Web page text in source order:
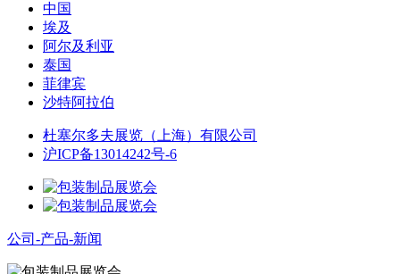
中国
埃及
阿尔及利亚
泰国
菲律宾
沙特阿拉伯
杜塞尔多夫展览（上海）有限公司
沪ICP备13014242号-6
公司-产品-新闻